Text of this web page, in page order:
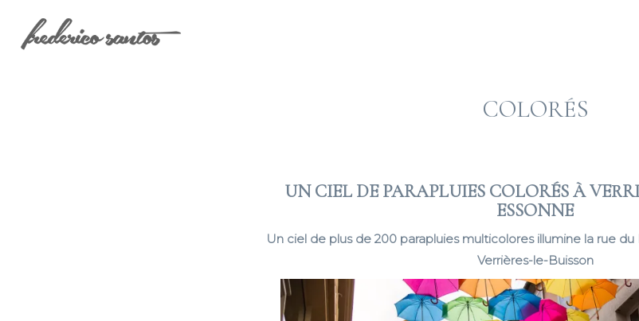
COLORÉS
UN CIEL DE PARAPLUIES COLORÉS À
ESSONNE
Un ciel de plus de 200 parapluies multicolores illumine la rue
Verrières-le-Buisson